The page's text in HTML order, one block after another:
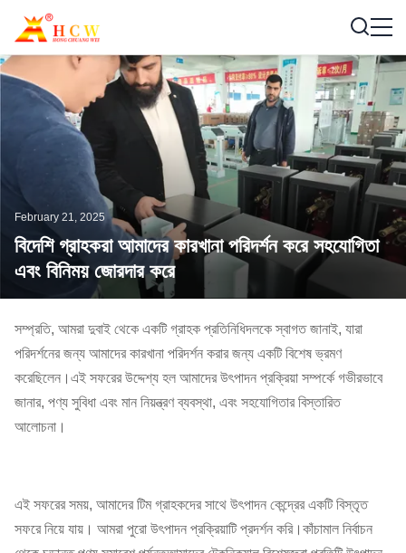
February 21, 2025
বিদেশি গ্রাহকরা আমাদের কারখানা পরিদর্শন করে সহযোগিতা
এবং বিনিময় জোরদার করে
সম্প্রতি, আমরা দুবাই থেকে একটি গ্রাহক প্রতিনিধিদলকে স্বাগত জানাই, যারা
পরিদর্শনের জন্য আমাদের কারখানা পরিদর্শন করার জন্য একটি বিশেষ ভ্রমণ
করেছিলেন।এই সফরের উদ্দেশ্য হল আমাদের উৎপাদন প্রক্রিয়া সম্পর্কে গভীরভাবে
জানার, পণ্য সুবিধা এবং মান নিয়ন্ত্রণ ব্যবস্থা, এবং সহযোগিতার বিস্তারিত
আলোচনা।
এই সফরের সময়, আমাদের টিম গ্রাহকদের সাথে উৎপাদন কেন্দ্রের একটি বিস্তৃত
সফরে নিয়ে যায়। আমরা পুরো উৎপাদন প্রক্রিয়াটি প্রদর্শন করি।কাঁচামাল নির্বাচন